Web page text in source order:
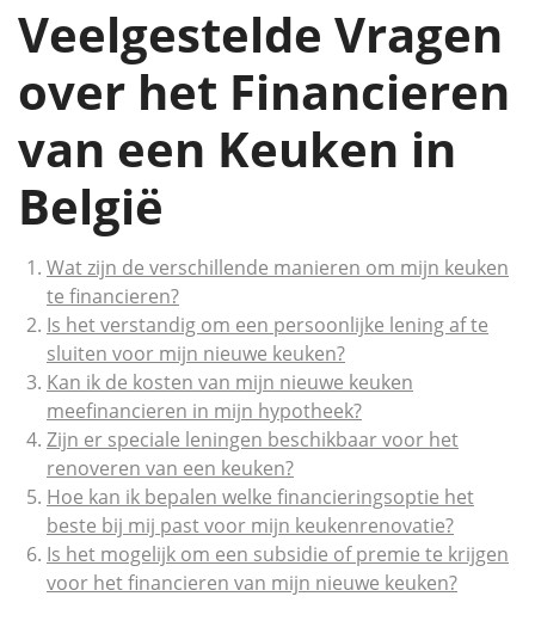
Veelgestelde Vragen
over het Financieren
van een Keuken in
België
Wat zijn de verschillende manieren om mijn keuken
te financieren?
Is het verstandig om een persoonlijke lening af te
sluiten voor mijn nieuwe keuken?
Kan ik de kosten van mijn nieuwe keuken
meefinancieren in mijn hypotheek?
Zijn er speciale leningen beschikbaar voor het
renoveren van een keuken?
Hoe kan ik bepalen welke financieringsoptie het
beste bij mij past voor mijn keukenrenovatie?
Is het mogelijk om een subsidie of premie te krijgen
voor het financieren van mijn nieuwe keuken?